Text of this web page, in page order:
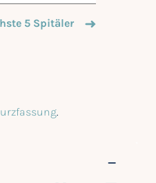
5 Spitäler
.